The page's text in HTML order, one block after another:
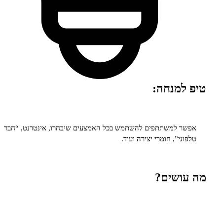
למשתתפים להשתמש בכל האמצעים שיבחרו, אינטרנט, “חבר
חומרי יצירה ועוד.